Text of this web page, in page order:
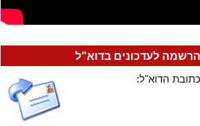
לעדכונים בדוא"ל
הדוא"ל: